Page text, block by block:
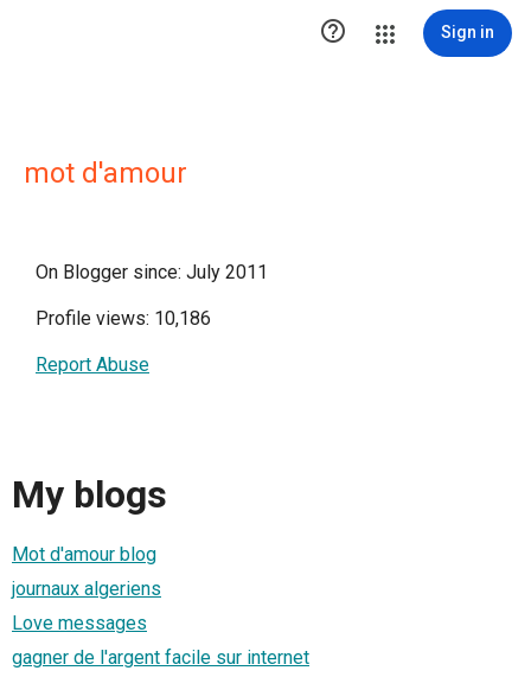
 Sign in
mot d'amour
On Blogger since: July 2011
Profile views: 10,186
Report Abuse
My blogs
Mot d'amour blog
journaux algeriens
Love messages
gagner de l'argent facile sur internet